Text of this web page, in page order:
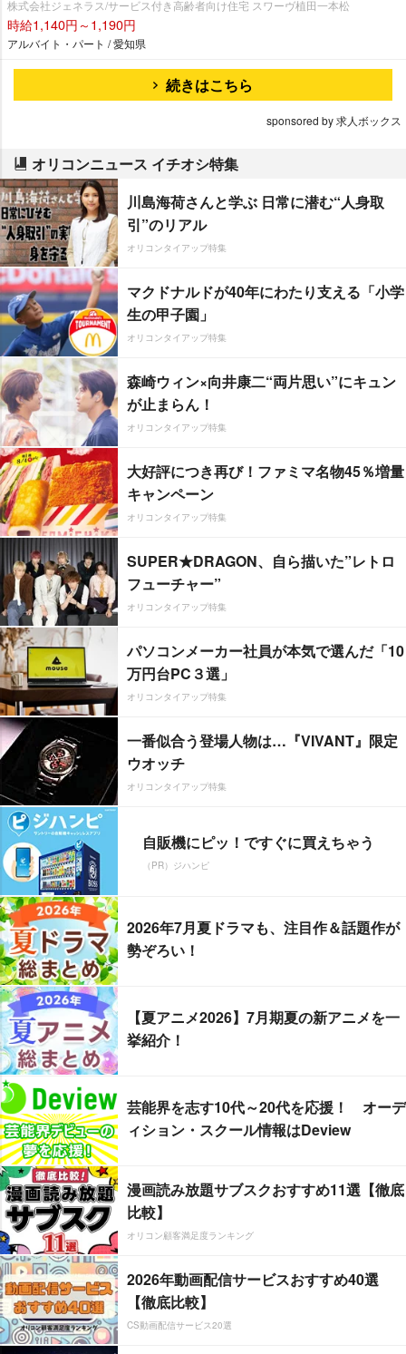
株式会社ジェネラス/サービス付き高齢者向け住宅 スワーヴ植田一本松
時給1,140円～1,190円
アルバイト・パート / 愛知県
続きはこちら
sponsored by 求人ボックス
オリコンニュース イチオシ特集
川島海荷さんと学ぶ 日常に潜む“人身取
引”のリアル
オリコンタイアップ特集
マクドナルドが40年にわたり支える「小学
生の甲子園」
オリコンタイアップ特集
森崎ウィン×向井康二“両片思い”にキュン
が止まらん！
オリコンタイアップ特集
大好評につき再び！ファミマ名物45％増量
キャンペーン
オリコンタイアップ特集
SUPER★DRAGON、自ら描いた”レトロ
フューチャー”
オリコンタイアップ特集
パソコンメーカー社員が本気で選んだ「10
万円台PC３選」
オリコンタイアップ特集
一番似合う登場人物は…『VIVANT』限定
ウオッチ
オリコンタイアップ特集
自販機にピッ！ですぐに買えちゃう
（PR）ジハンピ
2026年7月夏ドラマも、注目作＆話題作が
勢ぞろい！
【夏アニメ2026】7月期夏の新アニメを一
挙紹介！
芸能界を志す10代～20代を応援！ オーデ
ィション・スクール情報はDeview
漫画読み放題サブスクおすすめ11選【徹底
比較】
オリコン顧客満足度ランキング
2026年動画配信サービスおすすめ40選
【徹底比較】
CS動画配信サービス20選